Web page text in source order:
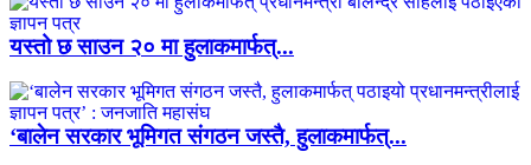
यस्तो छ साउन २० मा हुलाकमार्फत्...
‘बालेन सरकार भूमिगत संगठन जस्तै, हुलाकमार्फत्...